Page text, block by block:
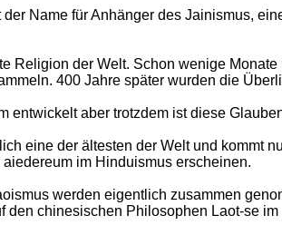
Name für Anhänger des Jainismus,
Religion der Welt. Schon wenige
400 Jahre später wurden die
entwickelt aber trotzdem ist diese
eine der ältesten der Welt und kommt
im Hinduismus erscheinen.
werden eigentlich zusammen
den chinesischen Philosophen Laot-se